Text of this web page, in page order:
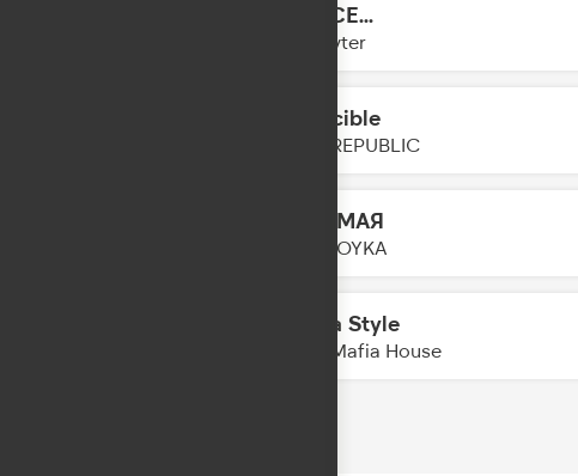
DANCE...
Slayyyter
Invincible
ONE REPUBLIC
Я САМАЯ
MIA BOYKA
Mafia Style
Trap Mafia House